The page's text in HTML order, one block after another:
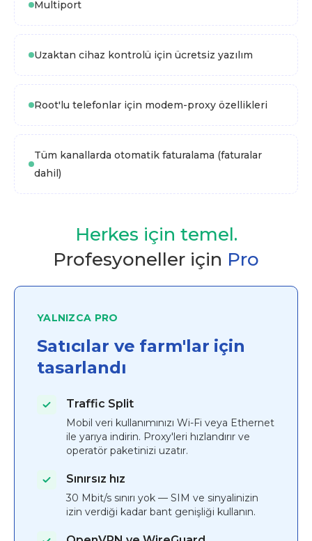
Multiport
Uzaktan cihaz kontrolü için ücretsiz yazılım
Root'lu telefonlar için modem-proxy özellikleri
Tüm kanallarda otomatik faturalama (faturalar
dahil)
Herkes için temel.
Profesyoneller için Pro
YALNIZCA PRO
Satıcılar ve farm'lar için
tasarlandı
Traffic Split
Mobil veri kullanımınızı Wi-Fi veya Ethernet
ile yarıya indirin. Proxy'leri hızlandırır ve
operatör paketinizi uzatır.
Sınırsız hız
30 Mbit/s sınırı yok — SIM ve sinyalinizin
izin verdiği kadar bant genişliği kullanın.